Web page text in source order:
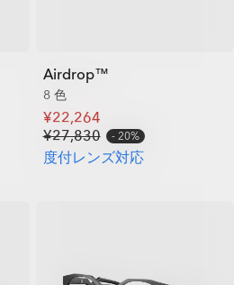
Airdrop™
8 色
¥22,264
¥27,830
20%
度付レンズ対応